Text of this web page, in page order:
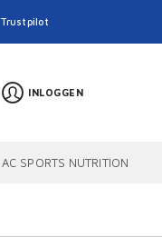
Trustpilot
INLOGGEN
AC SPORTS NUTRITION